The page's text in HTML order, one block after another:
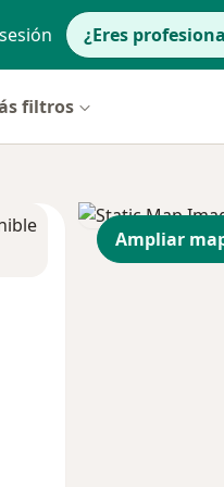
¿Eres
filtros
Ampliar